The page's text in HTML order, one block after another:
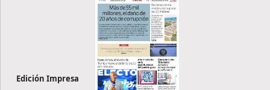
Edición Impresa